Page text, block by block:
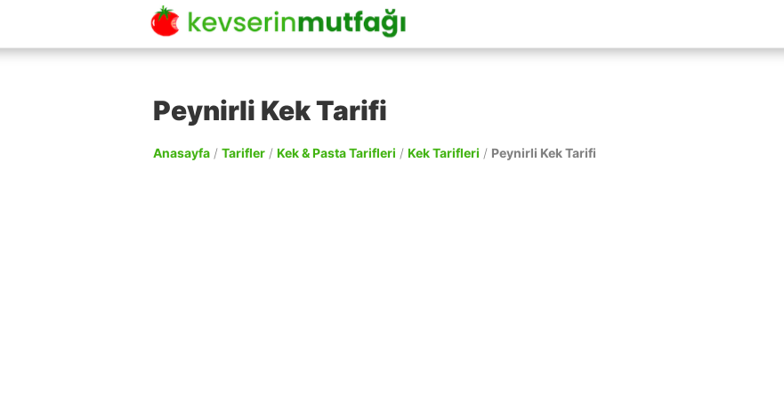
Peynirli Kek Tarifi
Anasayfa / Tarifler / Kek & Pasta Tarifleri / Kek Tarifleri / Peynirli Kek Tarifi